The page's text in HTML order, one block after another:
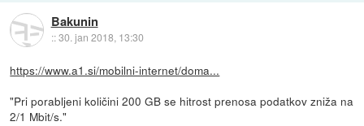
Bakunin
::30. jan 2018, 13:30
https://www.a1.si/mobilni-internet/doma...
"Pri porabljeni količini 200 GB se hitrost prenosa podatkov zniža na
2/1 Mbit/s."